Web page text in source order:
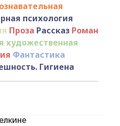
психология
Проза Рассказ Роман
художественная
Фантастика
Гигиена